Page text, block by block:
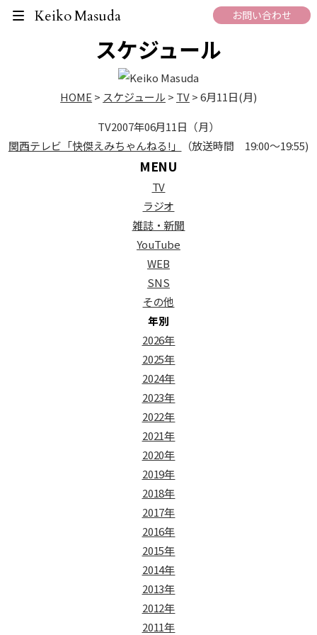
Keiko Masuda お問い合わせ
スケジュール
HOME > スケジュール > TV>6月11日(月)
TV2007年06月11日（月）
関西テレビ「快傑えみちゃんねる!」
（放送時間 19:00～19:55)
MENU
TV
ラジオ
雑誌・新聞
YouTube
WEB
SNS
その他
年別
2026年
2025年
2024年
2023年
2022年
2021年
2020年
2019年
2018年
2017年
2016年
2015年
2014年
2013年
2012年
2011年